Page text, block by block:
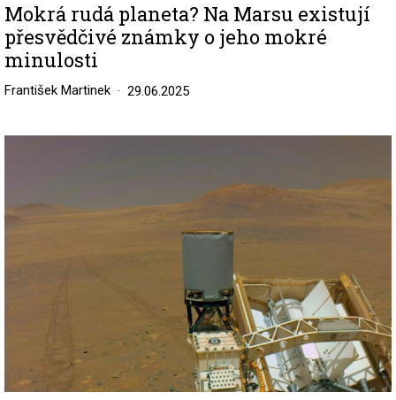
Mokrá rudá planeta? Na Marsu existují
přesvědčivé známky o jeho mokré
minulosti
František Martinek 29.06.2025